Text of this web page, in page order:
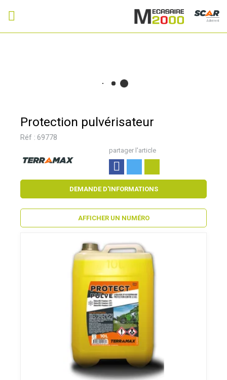
Adhérent
Protection pulvérisateur
Réf : 69778
partager l'article
DEMANDE D'INFORMATIONS
AFFICHER UN NUMÉRO